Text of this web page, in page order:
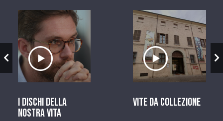
Ascolta il servizio
I dischi della
nostra vita
Ascolta il
Vite da Collezione